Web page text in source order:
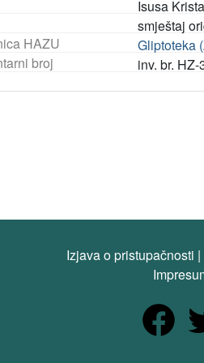
Isusa
smještaj
HAZU
Gliptoteka
broj
inv. br. HZ-
Izjava o pristupačnosti |